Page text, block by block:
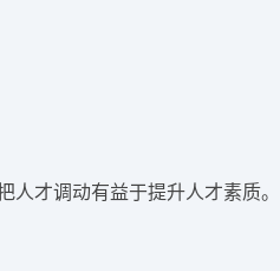
才调动有益于提升人才素质。